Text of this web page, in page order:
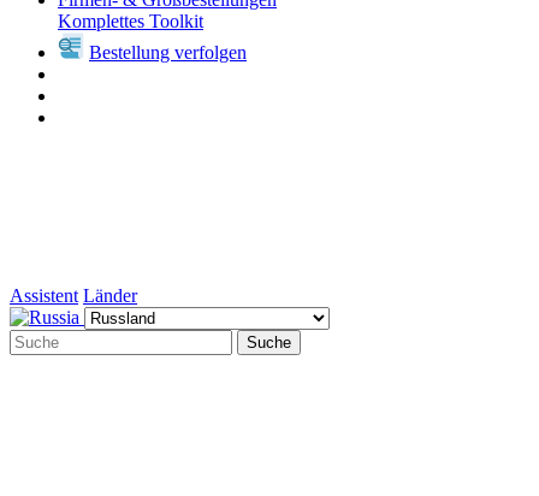
Komplettes Toolkit
Bestellung verfolgen
Assistent Länder
Suche